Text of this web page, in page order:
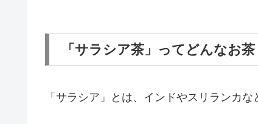
「サラシア茶」ってどんなお茶
「サラシア」とは、インドやスリランカ